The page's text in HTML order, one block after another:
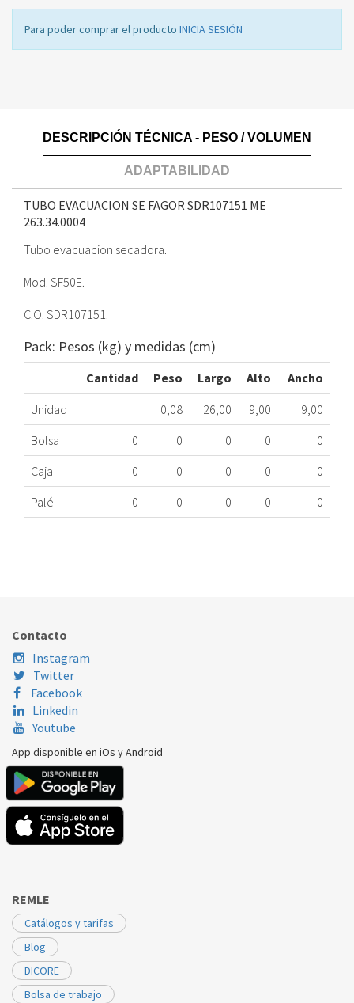
Para poder comprar el producto INICIA SESIÓN
DESCRIPCIÓN TÉCNICA - PESO / VOLUMEN
ADAPTABILIDAD
TUBO EVACUACION SE FAGOR SDR107151 ME
263.34.0004
Tubo evacuacion secadora.
Mod. SF50E.
C.O. SDR107151.
Pack: Pesos (kg) y medidas (cm)
Cantidad Peso Largo Alto
Ancho
Unidad
0,08 26,00 9,00
9,00
Bolsa
0 0 0 0
0
Caja
0 0 0 0
0
Palé
0 0 0 0 0
FAGOR
Contacto
Instagram
Twitter
Facebook
Linkedin
Youtube
App disponible en iOs y Android
REMLE
Catálogos y tarifas
Blog
DICORE
Bolsa de trabajo